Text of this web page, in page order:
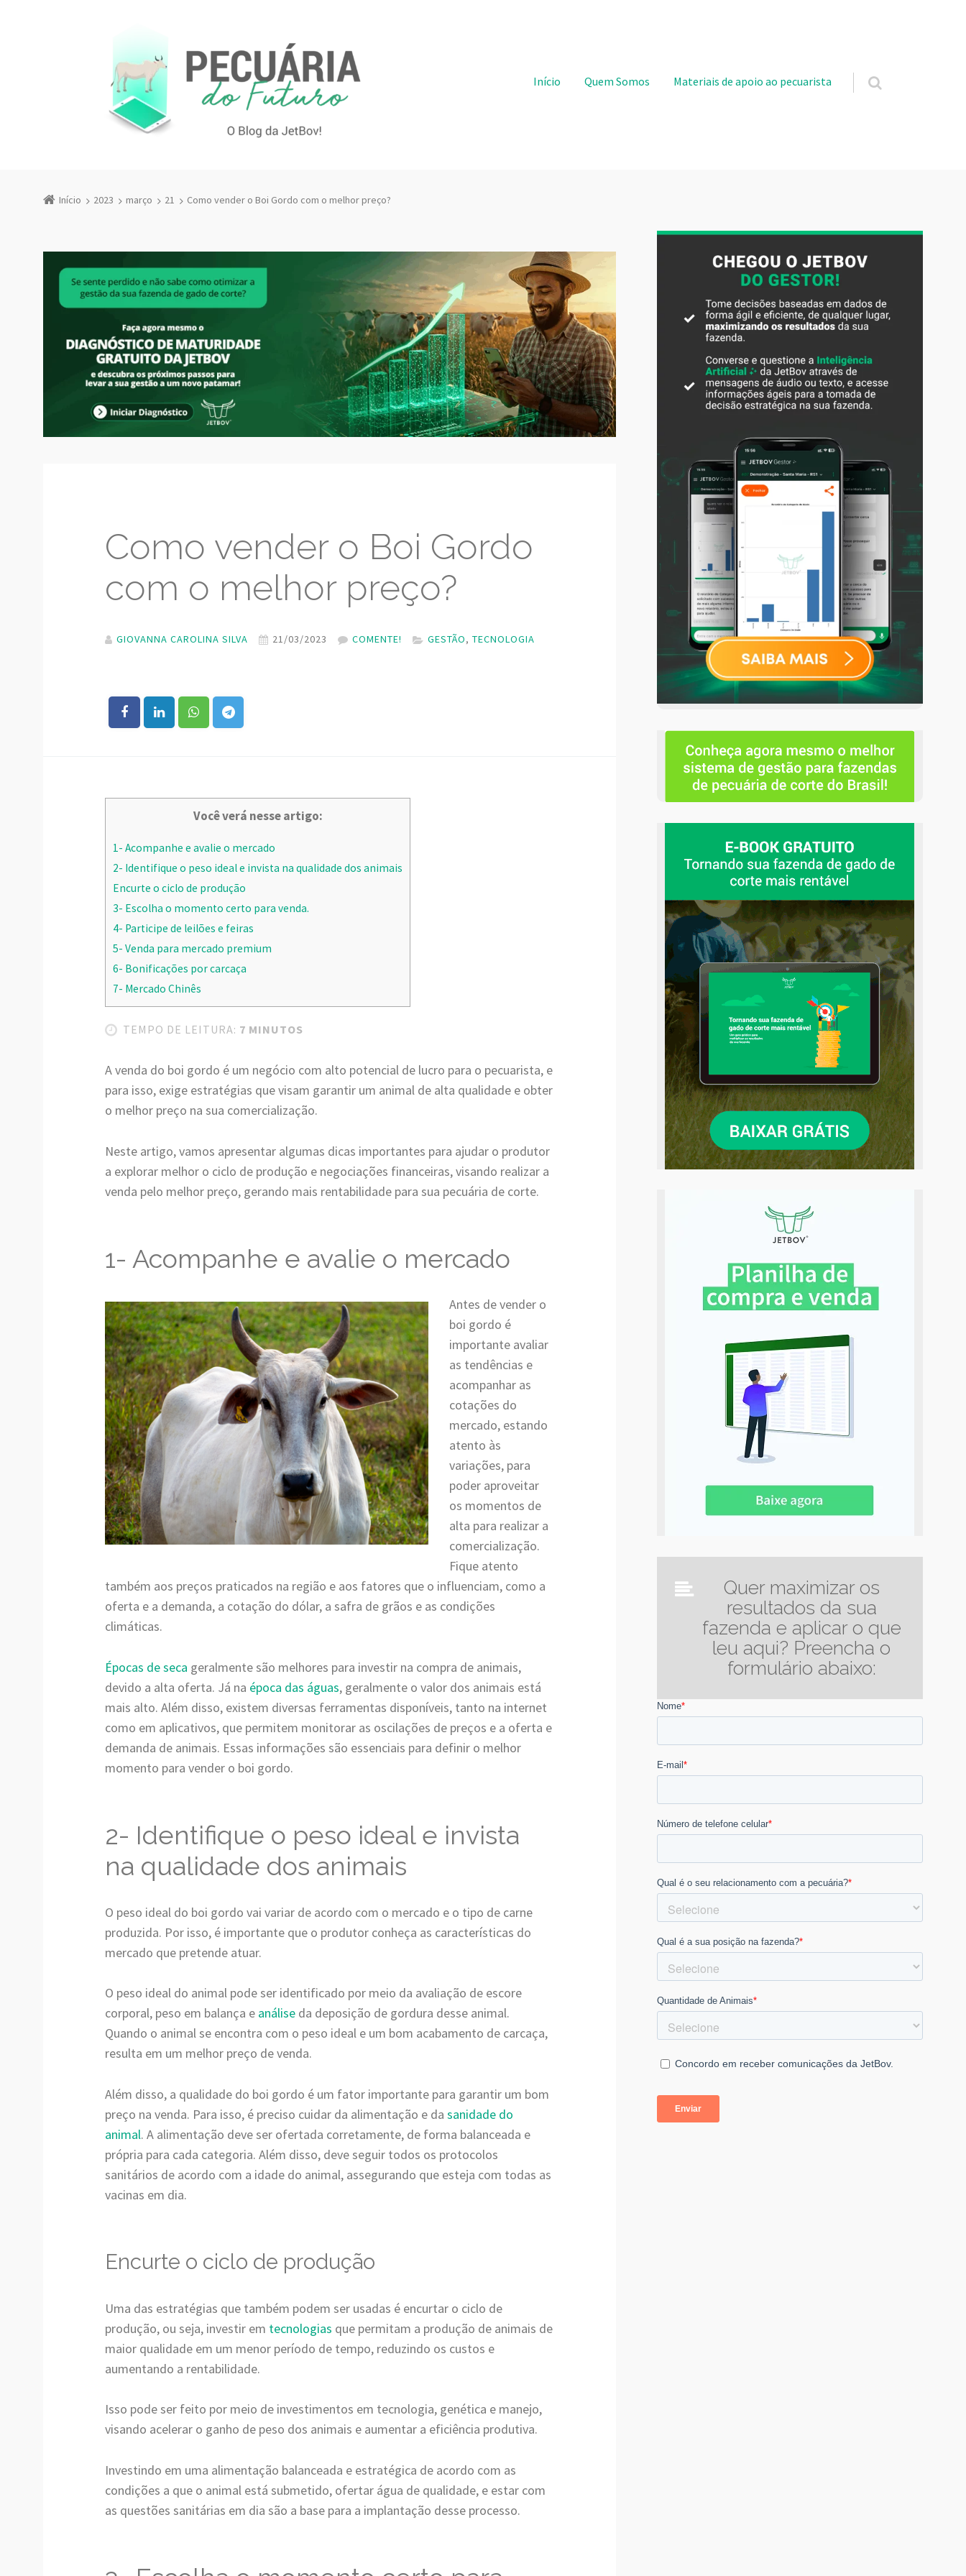
Pular para o conteúdo
Início Quem Somos Materiais de apoio ao pecuarista
Início 2023 março 21 Como vender o Boi Gordo com o melhor preço?
Como vender o Boi Gordo
com o melhor preço?
GIOVANNA CAROLINA SILVA 21/03/2023 COMENTE! GESTÃO,TECNOLOGIA
Você verá nesse artigo:
1- Acompanhe e avalie o mercado
2- Identifique o peso ideal e invista na qualidade dos animais
Encurte o ciclo de produção
3- Escolha o momento certo para venda.
4- Participe de leilões e feiras
5- Venda para mercado premium
6- Bonificações por carcaça
7- Mercado Chinês
TEMPO DE LEITURA: 7 MINUTOS
A venda do boi gordo é um negócio com alto potencial de lucro para o pecuarista, e
para isso, exige estratégias que visam garantir um animal de alta qualidade e obter
o melhor preço na sua comercialização.
Neste artigo, vamos apresentar algumas dicas importantes para ajudar o produtor
a explorar melhor o ciclo de produção e negociações financeiras, visando realizar a
venda pelo melhor preço, gerando mais rentabilidade para sua pecuária de corte.
1- Acompanhe e avalie o mercado
Antes de vender o
boi gordo é
importante avaliar
as tendências e
acompanhar as
cotações do
mercado, estando
atento às
variações, para
poder aproveitar
os momentos de
alta para realizar a
comercialização.
Fique atento
também aos preços praticados na região e aos fatores que o influenciam, como a
oferta e a demanda, a cotação do dólar, a safra de grãos e as condições
climáticas.
Épocas de seca geralmente são melhores para investir na compra de animais,
devido a alta oferta. Já na época das águas, geralmente o valor dos animais está
mais alto. Além disso, existem diversas ferramentas disponíveis, tanto na internet
como em aplicativos, que permitem monitorar as oscilações de preços e a oferta e
demanda de animais. Essas informações são essenciais para definir o melhor
momento para vender o boi gordo.
2- Identifique o peso ideal e invista
na qualidade dos animais
O peso ideal do boi gordo vai variar de acordo com o mercado e o tipo de carne
produzida. Por isso, é importante que o produtor conheça as características do
mercado que pretende atuar.
O peso ideal do animal pode ser identificado por meio da avaliação de escore
corporal, peso em balança e análise da deposição de gordura desse animal.
Quando o animal se encontra com o peso ideal e um bom acabamento de carcaça,
resulta em um melhor preço de venda.
Além disso, a qualidade do boi gordo é um fator importante para garantir um bom
preço na venda. Para isso, é preciso cuidar da alimentação e dasanidade do
animal. A alimentação deve ser ofertada corretamente, de forma balanceada e
própria para cada categoria. Além disso, deve seguir todos os protocolos
sanitários de acordo com a idade do animal, assegurando que esteja com todas as
vacinas em dia.
Encurte o ciclo de produção
Uma das estratégias que também podem ser usadas é encurtar o ciclo de
produção, ou seja, investir em tecnologias que permitam a produção de animais de
maior qualidade em um menor período de tempo, reduzindo os custos e
aumentando a rentabilidade.
Isso pode ser feito por meio de investimentos em tecnologia, genética e manejo,
visando acelerar o ganho de peso dos animais e aumentar a eficiência produtiva.
Investindo em uma alimentação balanceada e estratégica de acordo com as
condições a que o animal está submetido, ofertar água de qualidade, e estar com
as questões sanitárias em dia são a base para a implantação desse processo.
Quer maximizar os
resultados da sua
fazenda e aplicar o que
leu aqui? Preencha o
formulário abaixo: